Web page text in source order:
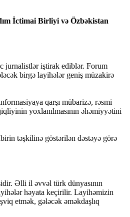
İctimai Birliyi və Özbəkistan
jurnalistlər iştirak ediblər. Forum
birgə layihələr geniş müzakirə
qarşı mübarizə, rəsmi
yoxlanılmasının əhəmiyyətini
təşkilinə göstərilən dəstəyə görə
Əlli il əvvəl türk dünyasının
həyata keçirilir. Layihəmizin
etmək, gələcək əməkdaşlıq